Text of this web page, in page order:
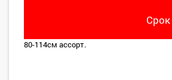
80-114см ассорт.